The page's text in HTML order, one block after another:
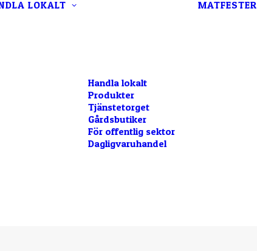
LOKALT
Handla lokalt
Produkter
Tjänstetorget
Gårdsbutiker
För offentlig sektor
Dagligvaruhandel
MATFESTER